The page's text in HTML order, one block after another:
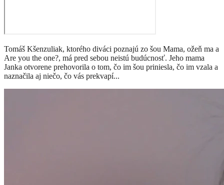
Tomáš Kšenzuliak, ktorého diváci poznajú zo šou Mama, ožeň ma a
Are you the one?, má pred sebou neistú budúcnosť. Jeho mama
Janka otvorene prehovorila o tom, čo im šou priniesla, čo im vzala a
naznačila aj niečo, čo vás prekvapí...